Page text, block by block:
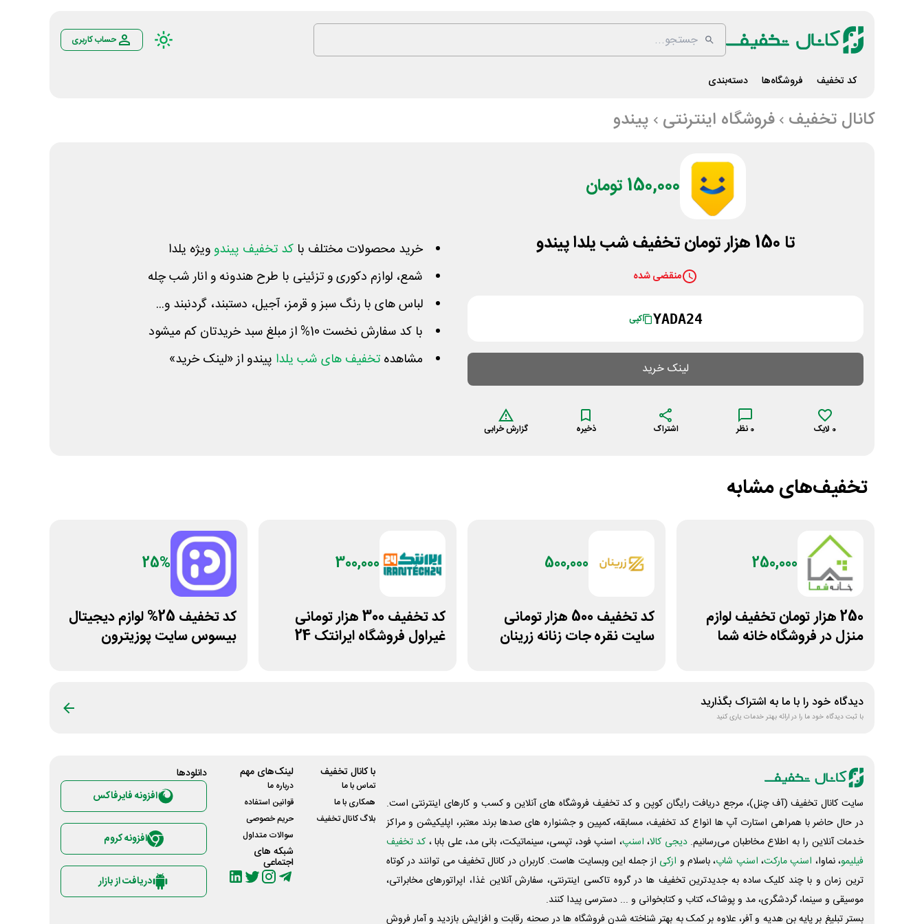
حساب کاربری
کد تخفیف فروشگاه‌ها دسته‌بندی
کانال تخفیف فروشگاه اینترنتی پیندو
150,000 تومان
تا 150 هزار تومان تخفیف شب یلدا پیندو
منقضی شده
YADA24 کپی
لینک خرید
0 لایک 0 نظر اشتراک ذخیره گزارش خرابی
خرید محصولات مختلف با کد تخفیف پیندوویژه یلدا
شمع، لوازم دکوری و تزئینی با طرح هندونه و انار شب چله
لباس های با رنگ سبز و قرمز، آجیل، دستبند، گردنبند و...
با کد سفارش نخست 10% از مبلغ سبد خریدتان کم میشود
مشاهده تخفیف های شب یلدا پیندو از «لینک خرید»
تخفیف‌های مشابه
250,000
250 هزار تومان تخفیف لوازم
منزل در فروشگاه خانه شما
500,000
کد تخفیف 500 هزار تومانی
سایت نقره جات زنانه زرینان
300,000
کد تخفیف 300 هزار تومانی
غیراول فروشگاه ایرانتک 24
25%
کد تخفیف 25% لوازم دیجیتال
بیسوس سایت پوزیترون
دیدگاه خود را با ما به اشتراک بگذارید
با ثبت دیدگاه خود ما را در ارائه بهتر خدمات یاری کنید
سایت کانال تخفیف (آف چنل)، مرجع دریافت رایگان کوپن و کد تخفیف فروشگاه های آنلاین و کسب و‌ کارهای اینترنتی است.
در حال حاضر با همراهی استارت آپ ها انواع کد تخفیف، مسابقه، کمپین و جشنواره های صدها برند معتبر، اپلیکیشن و مراکز
خدمات آنلاین را به اطلاع مخاطبان می‌رسانیم. دیجی کالا، اسنپ، اسنپ فود، تپسی، سینماتیکت، بانی مد، علی‌ بابا ، کد تخفیف
فیلیمو، نماوا، اسنپ مارکت، اسنپ شاپ، باسلام و ازکی از جمله این وبسایت ‌هاست. کاربران در کانال تخفیف می توانند در کوتاه
ترین زمان و با چند کلیک ساده به جدیدترین تخفیف ها در گروه تاکسی اینترنتی، سفارش آنلاین غذا، اپراتورهای مخابراتی،
موسیقی و سینما، گردشگری، مد و پوشاک، کتاب و کتابخوانی و ... دسترسی پیدا کنند.
بستر تبلیغ بر پایه بن هدیه و آفر، علاوه بر کمک به بهتر شناخته شدن فروشگاه ها در صحنه رقابت و افزایش بازدید و آمار فروش
با کانال تخفیف
تماس با ما
همکاری با ما
بلاگ کانال تخفیف
لینک‌های مهم
درباره ما
قوانین استفاده
حریم خصوصی
سوالات متداول
شبکه های
اجتماعی
دانلود‌ها
افزونه فایرفاکس
افزونه کروم
دریافت از بازار